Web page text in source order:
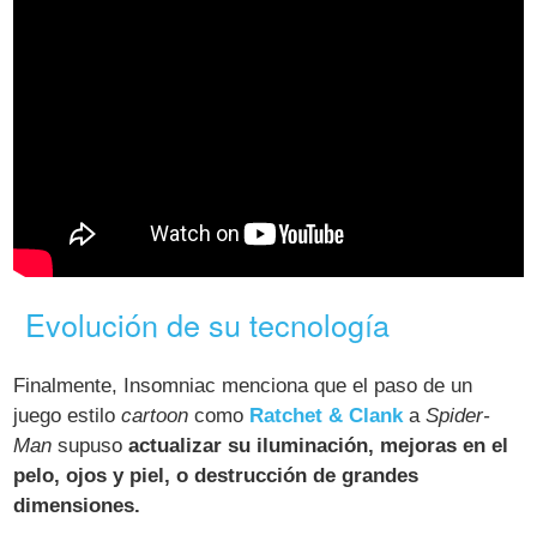
Evolución de su tecnología
Finalmente, Insomniac menciona que el paso de un
juego estilocartoon como Ratchet & ClankaSpider-
Man supusoactualizar su iluminación, mejoras en el
pelo, ojos y piel, o destrucción de grandes
dimensiones.